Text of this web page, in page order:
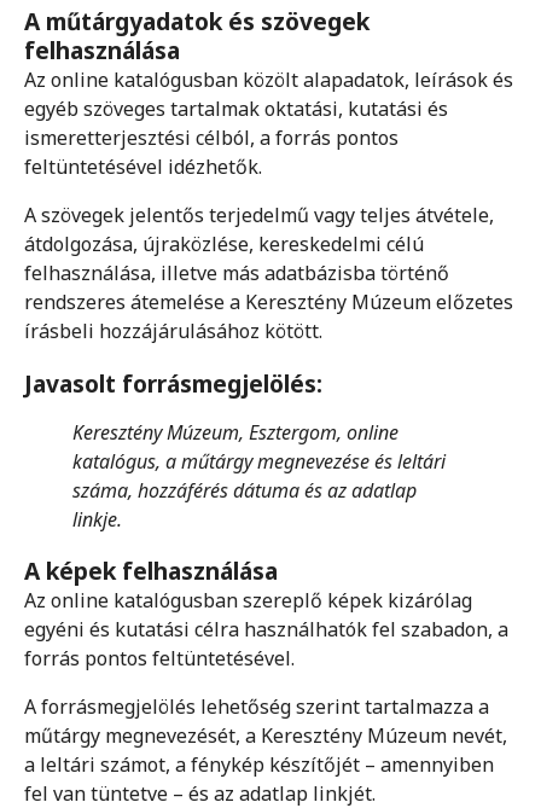
A műtárgyadatok és szövegek
felhasználása
Az online katalógusban közölt alapadatok, leírások és
egyéb szöveges tartalmak oktatási, kutatási és
ismeretterjesztési célból, a forrás pontos
feltüntetésével idézhetők.
A szövegek jelentős terjedelmű vagy teljes átvétele,
átdolgozása, újraközlése, kereskedelmi célú
felhasználása, illetve más adatbázisba történő
rendszeres átemelése a Keresztény Múzeum előzetes
írásbeli hozzájárulásához kötött.
Javasolt forrásmegjelölés:
Keresztény Múzeum, Esztergom, online
katalógus, a műtárgy megnevezése és leltári
száma, hozzáférés dátuma és az adatlap
linkje.
A képek felhasználása
Az online katalógusban szereplő képek kizárólag
egyéni és kutatási célra használhatók fel szabadon, a
forrás pontos feltüntetésével.
A forrásmegjelölés lehetőség szerint tartalmazza a
műtárgy megnevezését, a Keresztény Múzeum nevét,
a leltári számot, a fénykép készítőjét – amennyiben
fel van tüntetve – és az adatlap linkjét.